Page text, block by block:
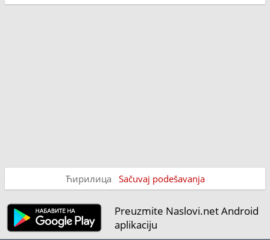
Ћирилица Sačuvaj podešavanja
Preuzmite Naslovi.net Android
aplikaciju